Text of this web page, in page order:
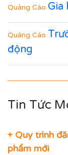
Quảng Cáo Gia
Quảng Cáo
động
Tin Tức
+ Quy trình
phẩm mới